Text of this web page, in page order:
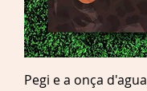
Pegi e a onça d'agua